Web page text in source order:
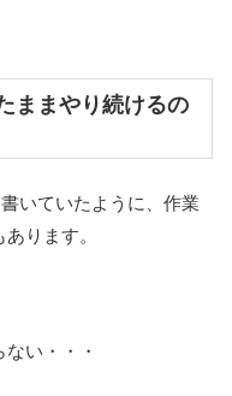
ままやり続けるの
いていたように、作業
ります。
い・・・